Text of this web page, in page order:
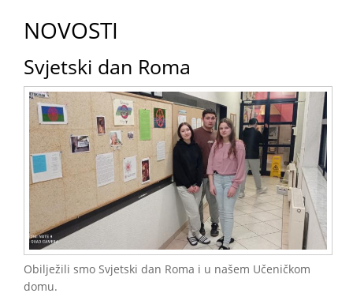
NOVOSTI
Svjetski dan Roma
Obilježili smo Svjetski dan Roma i u našem Učeničkom
domu.